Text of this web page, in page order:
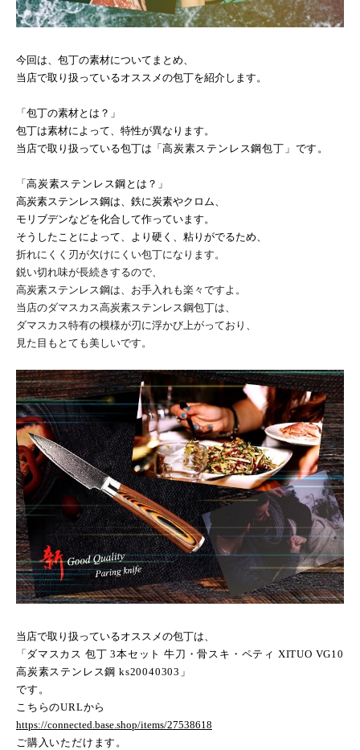
今回は、包丁の素材についてまとめ、
当店で取り扱っているオススメの包丁を紹介します。
「包丁の素材とは？」
包丁は素材によって、特性が異なります。
当店で取り扱っている包丁は「 高炭素ステンレス鋼包丁」です。
「 高炭素ステンレス鋼 とは？」
高炭素ステンレス鋼は、鉄に炭素やクロム、
モリブデンなどを化合して作っています。
そうしたことによって、より硬く、粘りがでるため、
折れにくく刃が欠けにくい包丁になります。
鋭い切れ味が長続きするので、
高炭素ステンレス鋼は、お手入れも楽々ですよ。
当店のダマスカス高炭素ステンレス鋼包丁は、
ダマスカス特有の模様が刃に浮かび上がっており、
見た目もとても美しいです。
当店で取り扱っているオススメの包丁は、
「 ダマスカス 包丁 3本セット 牛刀・骨スキ・ペティ XITUO VG10
高炭素ステンレス鋼 ks20040303 」
です。
こちらのURLから
https://connected.base.shop/items/27538618
ご購入いただけます。